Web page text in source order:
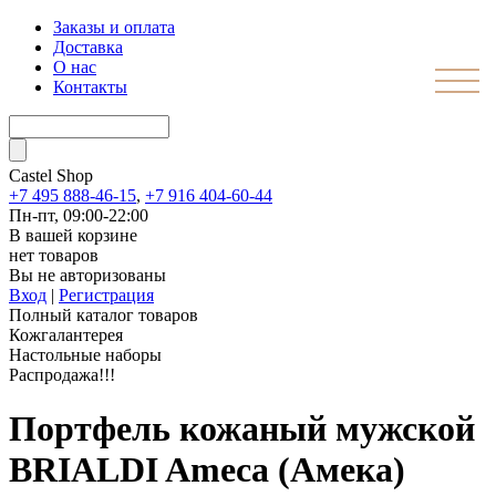
Заказы и оплата
Доставка
О нас
Контакты
Castel Shop
+7 495 888-46-15, +7 916 404-60-44
Пн-пт, 09:00-22:00
В вашей корзине
нет товаров
Вы не авторизованы
Вход | Регистрация
Полный каталог товаров
Кожгалантерея
Настольные наборы
Распродажа!!!
Портфель кожаный мужской
BRIALDI Ameca (Амека)